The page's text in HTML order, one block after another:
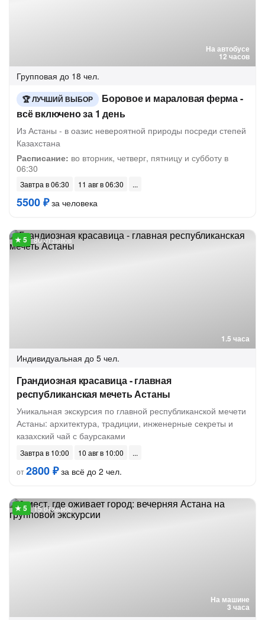
На автобусе
12 часов
Групповая до 18 чел.
ЛУЧШИЙ ВЫБОР
Боровое и мараловая ферма -
всё включено за 1 день
Из Астаны - в оазис невероятной природы посреди степей
Казахстана
Расписание: во вторник, четверг, пятницу и субботу в
06:30
Завтра в 06:30 11 авг в 06:30
5500 ₽за человека
1.5 часа
86 отзывов
Индивидуальная до 5 чел.
Грандиозная красавица - главная
республиканская мечеть Астаны
Уникальная экскурсия по главной республиканской мечети
Астаны: архитектура, традиции, инженерные секреты и
казахский чай с баурсаками
Завтра в 10:00
10 авг в 10:00
от2800 ₽за всё до 2 чел.
На машине
3 часа
15 отзывов